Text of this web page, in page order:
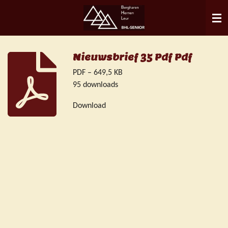
naar
hoofdinhoud
Nieuwsbrief 35 Pdf Pdf
PDF – 649,5 KB
95 downloads
Download